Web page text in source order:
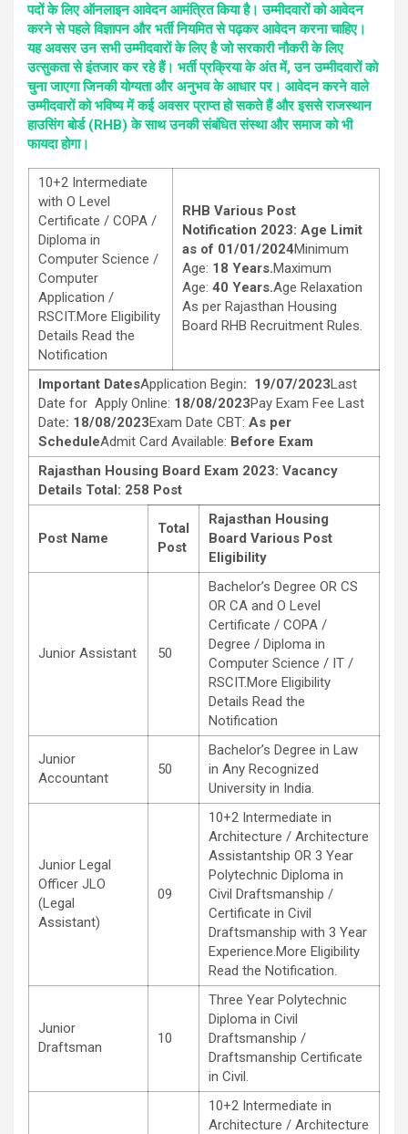
पदों के लिए ऑनलाइन आवेदन आमंत्रित किया है। उम्मीदवारों को आवेदन
करने से पहले विज्ञापन और भर्ती नियमित से पढ़कर आवेदन करना चाहिए।
यह अवसर उन सभी उम्मीदवारों के लिए है जो सरकारी नौकरी के लिए
उत्सुकता से इंतजार कर रहे हैं। भर्ती प्रक्रिया के अंत में, उन उम्मीदवारों को
चुना जाएगा जिनकी योग्यता और अनुभव के आधार पर। आवेदन करने वाले
उम्मीदवारों को भविष्य में कई अवसर प्राप्त हो सकते हैं और इससे राजस्थान
हाउसिंग बोर्ड (RHB) के साथ उनकी संबंधित संस्था और समाज को भी
फायदा होगा।
10+2 Intermediate
with O Level
Certificate / COPA /
Diploma in
Computer Science /
Computer
Application /
RSCIT.More Eligibility
Details Read the
Notification
RHB Various Post
Notification 2023: Age Limit
as of 01/01/2024Minimum
Age: 18 Years.Maximum
Age: 40 Years.Age Relaxation
As per Rajasthan Housing
Board RHB Recruitment Rules.
Important DatesApplication Begin: 19/07/2023Last
Date for Apply Online: 18/08/2023Pay Exam Fee Last
Date: 18/08/2023Exam Date CBT: As per
ScheduleAdmit Card Available: Before Exam
Rajasthan Housing Board Exam 2023: Vacancy
Details Total: 258 Post
Post Name
Total
Post
Rajasthan Housing
Board Various Post
Eligibility
Junior Assistant 50
Bachelor’s Degree OR CS
OR CA and O Level
Certificate / COPA /
Degree / Diploma in
Computer Science / IT /
RSCIT.More Eligibility
Details Read the
Notification
Junior
Accountant
50
Bachelor’s Degree in Law
in Any Recognized
University in India.
Junior Legal
Officer JLO
(Legal
Assistant)
09
10+2 Intermediate in
Architecture / Architecture
Assistantship OR 3 Year
Polytechnic Diploma in
Civil Draftsmanship /
Certificate in Civil
Draftsmanship with 3 Year
Experience.More Eligibility
Read the Notification.
Junior
Draftsman
10
Three Year Polytechnic
Diploma in Civil
Draftsmanship /
Draftsmanship Certificate
in Civil.
10+2 Intermediate in
Architecture / Architecture